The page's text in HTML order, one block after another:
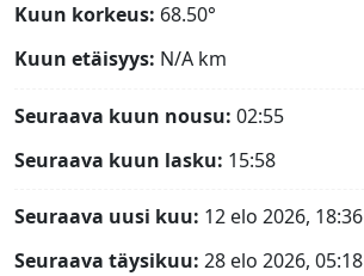
Kuun korkeus: 68.50°
Kuun etäisyys: N/A km
Seuraava kuun nousu: 02:55
Seuraava kuun lasku: 15:58
Seuraava uusi kuu: 12 elo 2026, 18:36
Seuraava täysikuu: 28 elo 2026, 05:18